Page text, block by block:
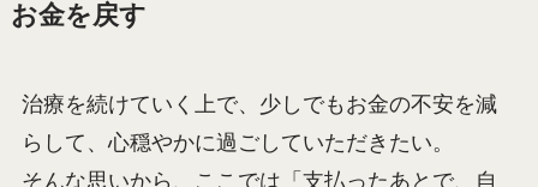
お金を戻す
治療を続けていく上で、少しでもお金の不安を減
らして、心穏やかに過ごしていただきたい。
そんな思いから、ここでは「支払ったあとで、自